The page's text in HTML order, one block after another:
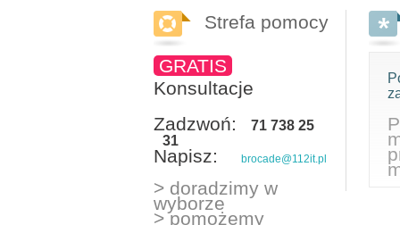
Strefa pomocy
GRATIS
Konsultacje
Zadzwoń:
71 738 25
31
Napisz: brocade@112it.pl
> doradzimy w
wyborze
> pomożemy